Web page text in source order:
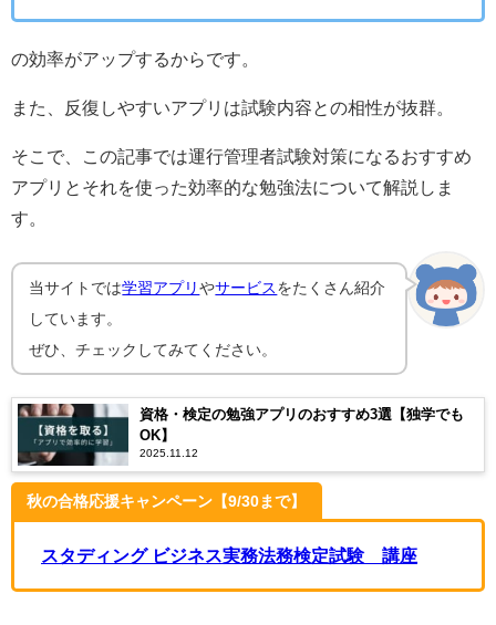
の効率がアップするからです。
また、反復しやすいアプリは試験内容との相性が抜群。
そこで、この記事では運行管理者試験対策になるおすすめ
アプリとそれを使った効率的な勉強法について解説しま
す。
当サイトでは学習アプリやサービス をたくさん紹介
しています。
ぜひ、チェックしてみてください。
資格・検定の勉強アプリのおすすめ3選【独学でも
OK】
2025.11.12
秋の合格応援キャンペーン【9/30まで】
スタディング ビジネス実務法務検定試験®講座